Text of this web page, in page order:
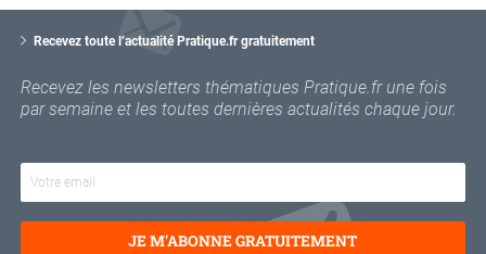
Recevez toute l’actualité Pratique.fr gratuitement
Recevez les newsletters thématiques Pratique.fr une fois
par semaine et les toutes dernières actualités chaque jour.
o
r
e
e
JE M'ABONNE GRATUITEMENT